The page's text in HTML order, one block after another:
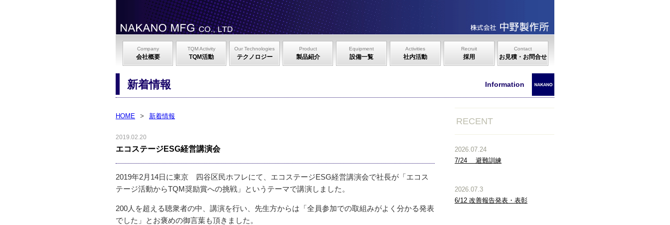
Company
会社概要
TQM Activity
TQM活動
Our Technologies
テクノロジー
Product
製品紹介
Equipment
設備一覧
Activities
社内活動
Recruit
採用
Contact
お見積・お問合せ
新着情報 Information
HOME > 新着情報
2019.02.20
エコステージESG経営講演会
2019年2月14日に東京 四谷区民ホフレにて、エコステージESG経営講演会で社長が「エコス
テージ活動からTQM奨励賞への挑戦」というテーマで講演しました。
200人を超える聴衆者の中、講演を行い、先生方からは「全員参加での取組みがよく分かる発表
でした」とお褒めの御言葉も頂きました。
RECENT
2026.07.24
7/24 避難訓練
2026.07.3
6/12 改善報告発表・表彰